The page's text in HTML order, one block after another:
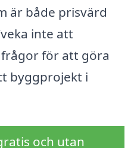
är både prisvärd
inte att
för att göra
byggprojekt i
och utan